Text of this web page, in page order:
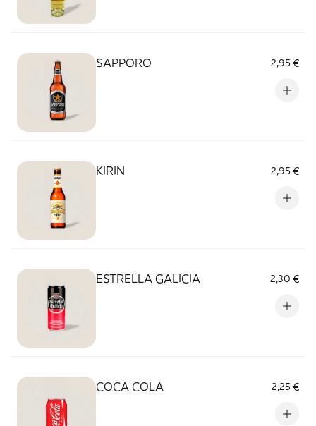
SAPPORO 2,95 €
KIRIN 2,95 €
ESTRELLA GALICIA 2,30 €
COCA COLA 2,25 €